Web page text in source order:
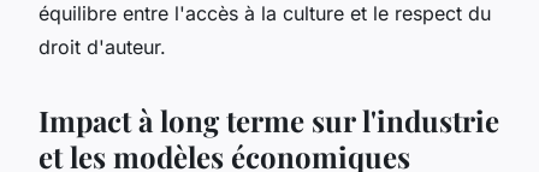
équilibre entre l'accès à la culture et le respect du
droit d'auteur.
Impact à long terme sur l'industrie
et les modèles économiques